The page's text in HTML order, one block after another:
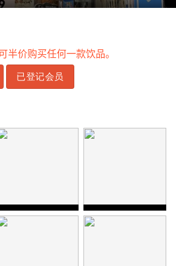
半价购买任何一款饮品。
已登记会员